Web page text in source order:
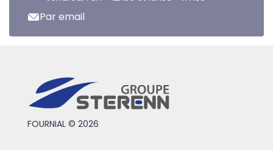
Par email
FOURNIAL © 2026